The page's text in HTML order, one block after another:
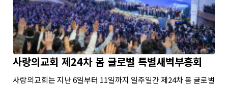
사랑의교회 제24차 봄 글로벌 특별새벽부흥회
사랑의교회는 지난 6일부터 11일까지 일주일간 제24차 봄 글로벌